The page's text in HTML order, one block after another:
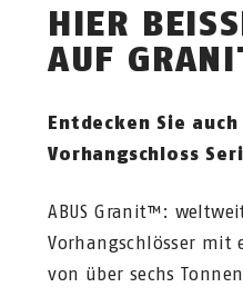
HIER
UF GRANIT
Entdecken Sie auch
Vorhangschloss
ABUS Granit™:
Vorhangschlösser mit
von über sechs